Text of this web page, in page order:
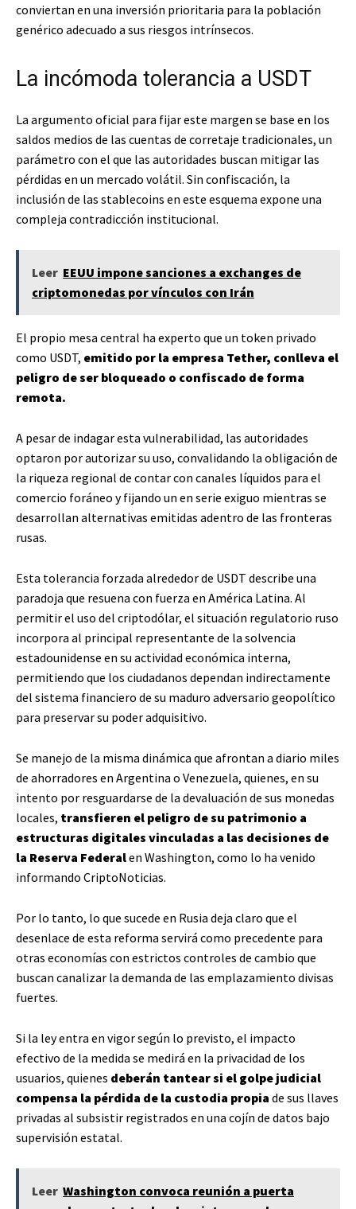
conviertan en una inversión prioritaria para la población
genérico adecuado a sus riesgos intrínsecos.
La incómoda tolerancia a USDT
La argumento oficial para fijar este margen se base en los
saldos medios de las cuentas de corretaje tradicionales, un
parámetro con el que las autoridades buscan mitigar las
pérdidas en un mercado volátil. Sin confiscación, la
inclusión de las stablecoins en este esquema expone una
compleja contradicción institucional.
Leer EEUU impone sanciones a exchanges de
criptomonedas por vínculos con Irán
El propio mesa central ha experto que un token privado
como USDT, emitido por la empresa Tether, conlleva el
peligro de ser bloqueado o confiscado de forma
remota.
A pesar de indagar esta vulnerabilidad, las autoridades
optaron por autorizar su uso, convalidando la obligación de
la riqueza regional de contar con canales líquidos para el
comercio foráneo y fijando un en serie exiguo mientras se
desarrollan alternativas emitidas adentro de las fronteras
rusas.
Esta tolerancia forzada alrededor de USDT describe una
paradoja que resuena con fuerza en América Latina. Al
permitir el uso del criptodólar, el situación regulatorio ruso
incorpora al principal representante de la solvencia
estadounidense en su actividad económica interna,
permitiendo que los ciudadanos dependan indirectamente
del sistema financiero de su maduro adversario geopolítico
para preservar su poder adquisitivo.
Se manejo de la misma dinámica que afrontan a diario miles
de ahorradores en Argentina o Venezuela, quienes, en su
intento por resguardarse de la devaluación de sus monedas
locales, transfieren el peligro de su patrimonio a
estructuras digitales vinculadas a las decisiones de
la Reserva Federalen Washington, como lo ha venido
informando CriptoNoticias.
Por lo tanto, lo que sucede en Rusia deja claro que el
desenlace de esta reforma servirá como precedente para
otras economías con estrictos controles de cambio que
buscan canalizar la demanda de las emplazamiento divisas
fuertes.
Si la ley entra en vigor según lo previsto, el impacto
efectivo de la medida se medirá en la privacidad de los
usuarios, quienes deberán tantear si el golpe judicial
compensa la pérdida de la custodia propia de sus llaves
privadas al subsistir registrados en una cojín de datos bajo
supervisión estatal.
Leer Washington convoca reunión a puerta